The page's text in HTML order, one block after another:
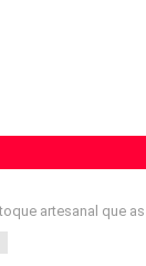
artesanal que as crocheteiras estão amando